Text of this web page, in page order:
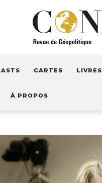
CARTES LIVRES
À PROPOS